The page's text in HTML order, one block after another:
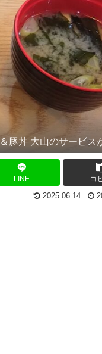
豚丼 大山のサービス
LINE コ
2025.06.14